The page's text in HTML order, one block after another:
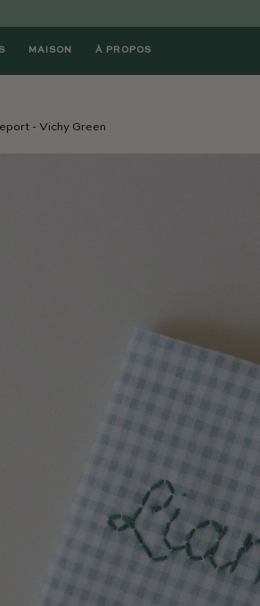
MAISON À PROPOS
- Vichy Green